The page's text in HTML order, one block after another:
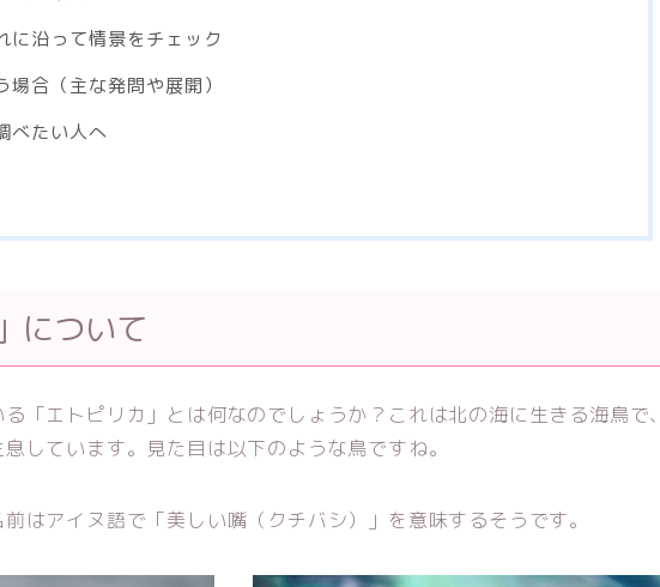
に沿って情景をチェック
場合（主な発問や展開）
べたい人へ
について
「エトピリカ」とは何なのでしょうか？これは北の海に生きる海鳥で、
しています。見た目は以下のような鳥ですね。
前はアイヌ語で「美しい嘴（クチバシ）」を意味するそうです。